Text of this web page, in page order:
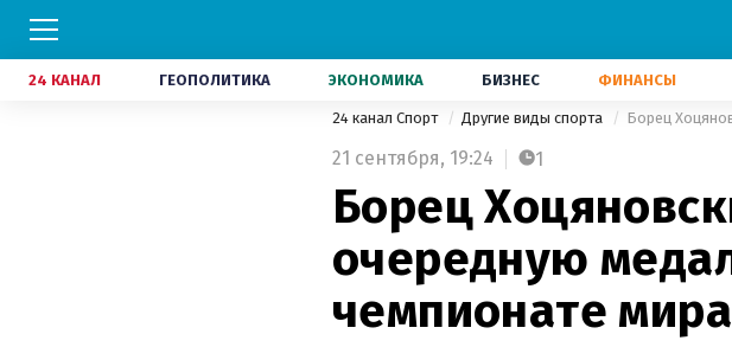
24 КАНАЛ ГЕОПОЛИТИКА ЭКОНОМИКА БИЗНЕС ФИНАНСЫ
24 канал Спорт Другие виды спорта Борец
21 сентября, 19:24 1
Борец
очередную
чемпионате мира